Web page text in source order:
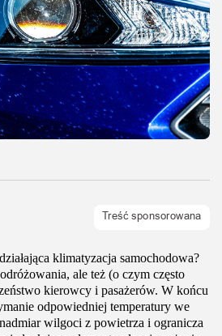
klimatyzacja samochodowa?
ale też (o czym często
kierowcy i pasażerów. W końcu
odpowiedniej temperatury we
wilgoci z powietrza i ogranicza